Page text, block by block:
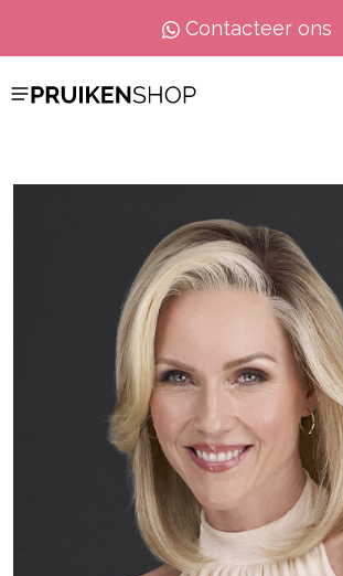
90% tevredenklanten
…